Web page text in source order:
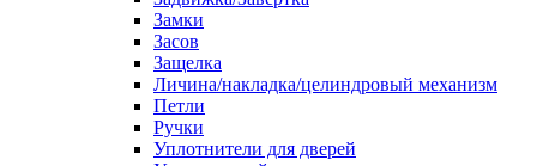
Замки
Засов
Защелка
Личина/накладка/целиндровый механизм
Петли
Ручки
Уплотнители для дверей